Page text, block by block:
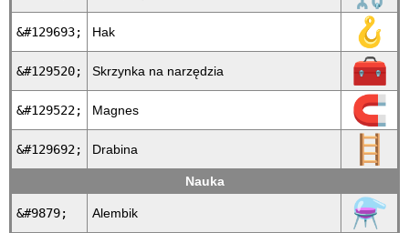
&#129693; Hak 🪝
&#129520; Skrzynka na narzędzia 🧰
&#129522; Magnes 🧲
&#129692; Drabina 🪜
Nauka
&#9879; Alembik ⚗